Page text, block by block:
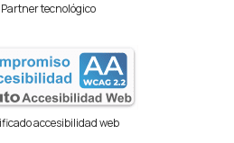
Partner tecnológico
accesibilidad web